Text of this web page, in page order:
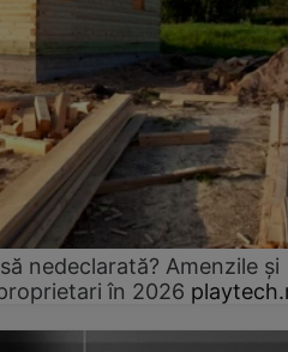
nedeclarată? Amenzile și
în 2026